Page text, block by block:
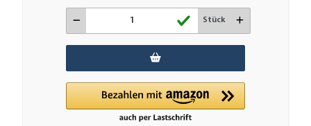
Stück